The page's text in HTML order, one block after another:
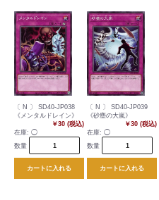
〔 N 〕 SD40-JP038
《メンタルドレイン》
￥30 (税込)
在庫: ◯
数量
カートに入れる
〔 N 〕 SD40-JP039
《砂塵の大嵐》
￥30 (税込)
在庫: ◯
数量
カートに入れる